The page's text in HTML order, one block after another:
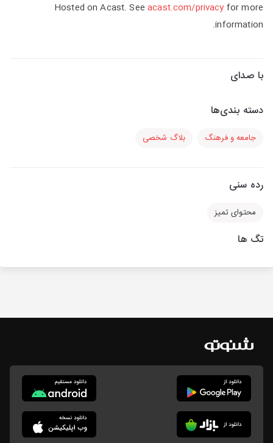
Hosted on Acast. Seeacast.com/privacy for more
information.
با صدای
دسته بندی‌ها
جامعه و فرهنگ بلاگ شخصی
رده سنی
محتوای تمیز
تگ ها